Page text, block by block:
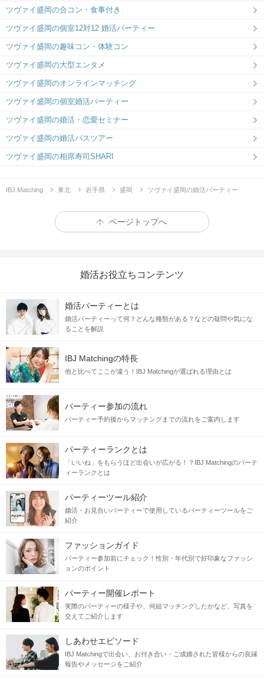
ツヴァイ盛岡の合コン・食事付き
ツヴァイ盛岡の個室12対12 婚活パーティー
ツヴァイ盛岡の趣味コン・体験コン
ツヴァイ盛岡の大型エンタメ
ツヴァイ盛岡のオンラインマッチング
ツヴァイ盛岡の個室婚活パーティー
ツヴァイ盛岡の婚活・恋愛セミナー
ツヴァイ盛岡の婚活バスツアー
ツヴァイ盛岡の相席寿司SHARI
IBJ Matching 東北 岩手県 盛岡 ツヴァイ盛岡の婚活パーティー
ページトップへ
婚活お役立ちコンテンツ
婚活パーティーとは
婚活パーティーって何？どんな種類がある？などの疑問や気にな
ることを解説
IBJ Matchingの特長
他と比べてここが違う！IBJ Matchingが選ばれる理由とは
パーティー参加の流れ
パーティー予約後からマッチングまでの流れをご案内します
パーティーランクとは
「いいね」をもらうほど出会いが広がる！？IBJ Matchingのパーテ
ィーランクとは
パーティーツール紹介
婚活・お見合いパーティーで使用しているパーティーツールをご
紹介
ファッションガイド
パーティー参加前にチェック！性別・年代別で好印象なファッシ
ョンのポイント
パーティー開催レポート
実際のパーティーの様子や、何組マッチングしたかなど、写真を
交えてご紹介します
しあわせエピソード
IBJ Matchingで出会い、お付き合い・ご成婚された皆様からの良縁
報告やメッセージをご紹介